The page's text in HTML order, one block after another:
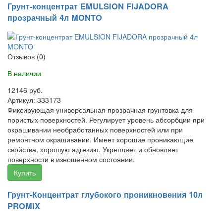
Грунт-концентрат EMULSION FIJADORA
прозрачный 4л MONTO
Отзывов (0)
В наличии
12146 руб.
Артикул: 333173
Фиксирующая универсальная прозрачная грунтовка для
пористых поверхностей. Регулирует уровень абсорбции при
окрашивании необработанных поверхностей или при
ремонтном окрашивании. Имеет хорошие проникающие
свойства, хорошую адгезию. Укрепляет и обновляет
поверхности в изношенном состоянии.
Купить
Грунт-Концентрат глубокого проникновения 10л
PROMIX